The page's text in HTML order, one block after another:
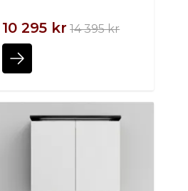
10 295 kr 14 395 kr